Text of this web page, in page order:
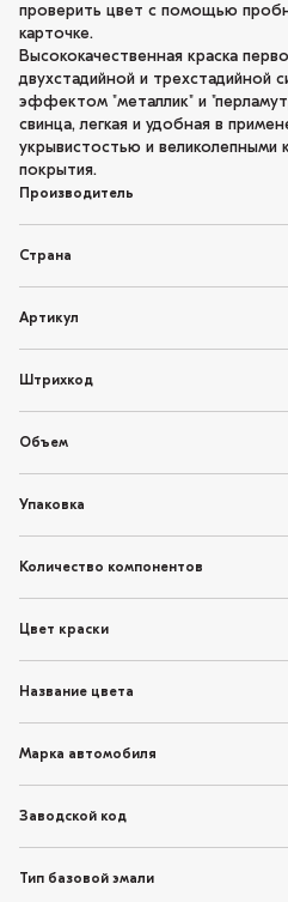
проверить цвет с помощью
карточке.
Высококачественная краска
двухстадийной и трехстадийной
эффектом "металлик" и
свинца, легкая и удобная в
укрывистостью и великолепными
покрытия.
Производитель
Страна
Артикул
Штрихкод
Объем
Упаковка
Количество компонентов
Цвет краски
Название цвета
Марка автомобиля
Заводской код
Тип базовой эмали